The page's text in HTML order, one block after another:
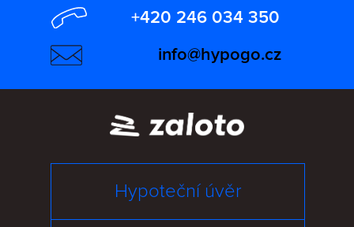
+420 246 034 350
info@hypogo.cz
Hypoteční úvěr